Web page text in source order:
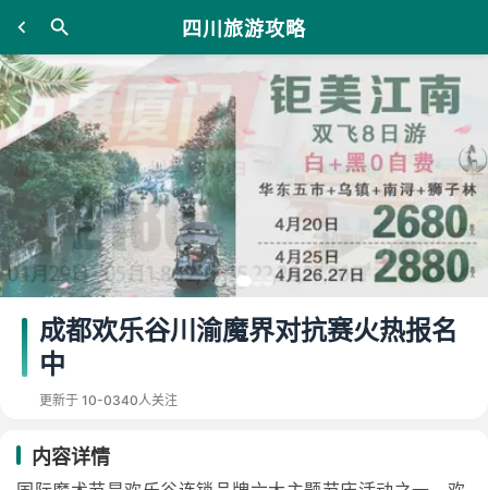
四川旅游攻略
成都欢乐谷川渝魔界对抗赛火热报名
中
更新于 10-0340人关注
内容详情